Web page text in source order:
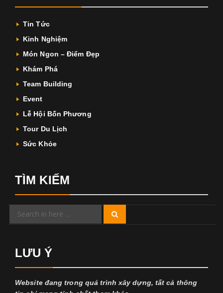
Tin Tức
Kinh Nghiệm
Món Ngon – Điểm Đẹp
Khám Phá
Team Building
Event
Lễ Hội Bốn Phương
Tour Du Lịch
Sức Khỏe
TÌM KIẾM
Search
LƯU Ý
Website đang trong quá trình xây dựng, tất cả thông